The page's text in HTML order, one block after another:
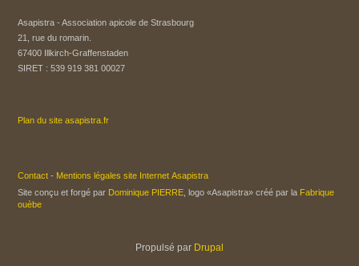
Asapistra - Association apicole de Strasbourg​
21, rue du romarin.
67400 Illkirch-Graffenstaden
SIRET : 539 919 381 00027
Plan du site asapistra.fr
Contact - Mentions légales site Internet Asapistra
Site conçu et forgé par Dominique PIERRE , logo «Asapistra» créé par la Fabrique
ouèbe
Propulsé par Drupal